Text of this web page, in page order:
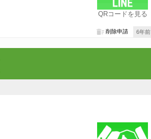
QRコードを見る
6年前
削除申請